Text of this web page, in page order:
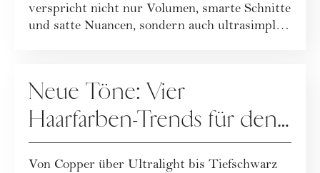
verspricht nicht nur Volumen, smarte Schnitte
und satte Nuancen, sondern auch ultrasimple
Neue Töne: Vier
Haarfarben-Trends für den
Winter
Von Copper über Ultralight bis Tiefschwarz